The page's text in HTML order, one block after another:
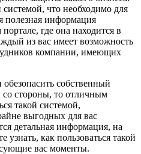
системой, что необходимо для
полезная информация
где она находится в
из вас имеет возможность
компании, имеющих
собственный
со стороны, то отличным
такой системой,
выгодных для вас
детальная информация, на
как пользоваться такой
вас моменты.